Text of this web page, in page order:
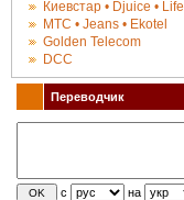
Киевстар • Djuice • Life
МТС • Jeans • Ekotel
Golden Telecom
DCC
Переводчик
с на